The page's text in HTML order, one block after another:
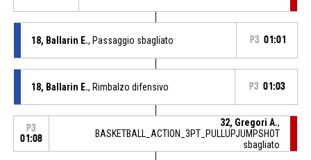
18, Ballarin E., Passaggio sbagliato P3 01:01
18, Ballarin E., Rimbalzo difensivo P3 01:03
P3
01:08
32, Gregori A.,
BASKETBALL_ACTION_3PT_PULLUPJUMPSHOT
sbagliato